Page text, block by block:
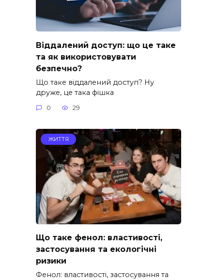
Віддалений доступ: що це таке
та як використовувати
безпечно?
Що таке віддалений доступ? Ну
друже, це така фішка
0 29
ЖИТТЯ
Що таке фенол: властивості,
застосування та екологічні
ризики
Фенол: властивості, застосування та